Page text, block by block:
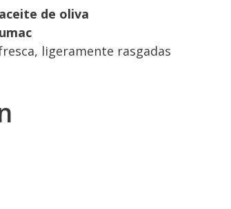
aceite de oliva
ligeramente rasgadas